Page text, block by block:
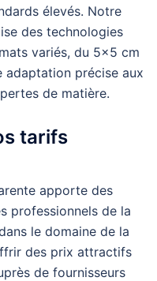
élevés. Notre
des technologies
variés, du 5×5 cm
précise aux
de matière.
tarifs
apporte des
professionnels de la
le domaine de la
des prix attractifs
de fournisseurs